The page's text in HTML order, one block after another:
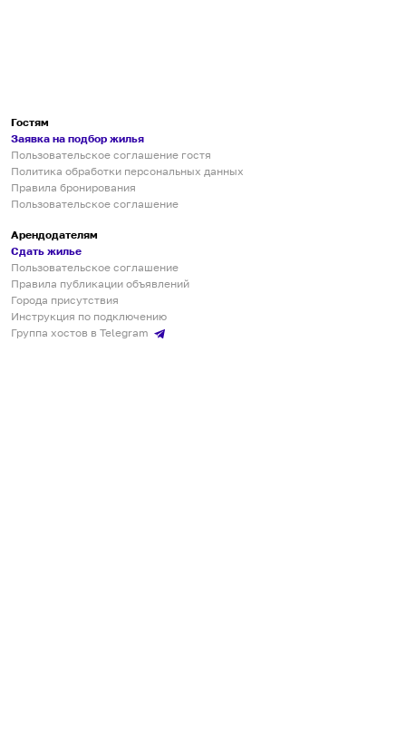
Гостям
Заявка на подбор жилья
Пользовательское соглашение гостя
Политика обработки персональных данных
Правила бронирования
Пользовательское соглашение
Арендодателям
Сдать жилье
Пользовательское соглашение
Правила публикации объявлений
Города присутствия
Инструкция по подключению
Группа хостов в Telegram